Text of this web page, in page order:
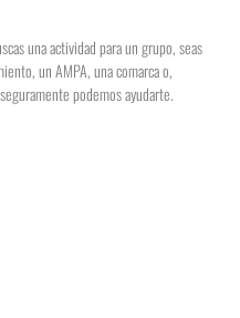
una actividad para un grupo, seas
un AMPA, una comarca o,
podemos ayudarte.